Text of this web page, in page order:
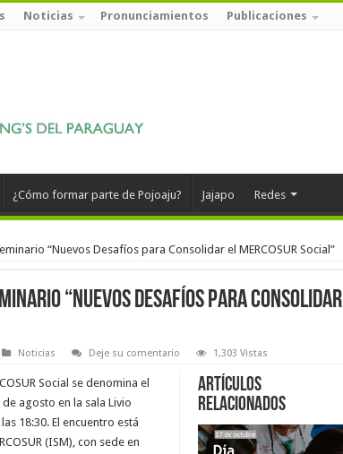
Noticias Pronunciamientos Publicaciones
¿Cómo formar parte de Pojoaju? Jajapo Redes
“Nuevos Desafíos para Consolidar el MERCOSUR Social”
“Nuevos Desafíos para Consolidar
Noticias Deje su comentario 1,303 Vistas
Artículos
relacionados
Social se denomina el
agosto en la sala Livio
18:30. El encuentro está
(ISM), con sede en